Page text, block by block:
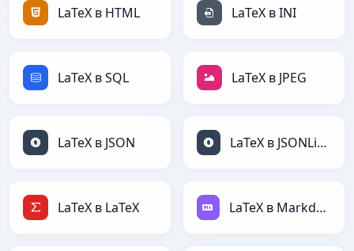
LaTeX в HTML LaTeX в INI
LaTeX в SQL LaTeX в JPEG
LaTeX в JSON LaTeX в JSONLines
LaTeX в LaTeX LaTeX в Markdown